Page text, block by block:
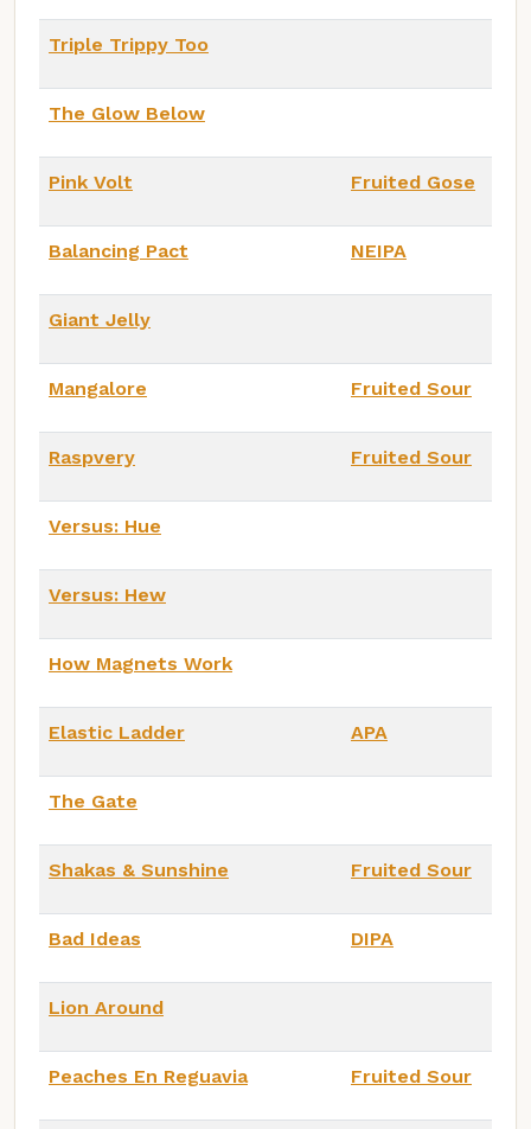
Triple Trippy Too
The Glow Below
Pink Volt Fruited Gose
Balancing Pact NEIPA
Giant Jelly
Mangalore Fruited Sour
Raspvery Fruited Sour
Versus: Hue
Versus: Hew
How Magnets Work
Elastic Ladder APA
The Gate
Shakas & Sunshine Fruited Sour
Bad Ideas DIPA
Lion Around
Peaches En Reguavia Fruited Sour